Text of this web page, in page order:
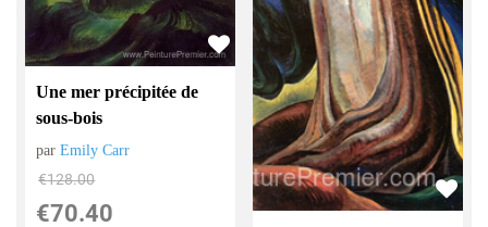
Une mer précipitée de
sous-bois
parEmily Carr
€128.00
€70.40